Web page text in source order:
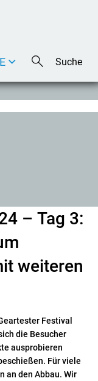
– Tag 3:
weiteren
Festival
die Besucher
ausprobieren
Für viele
an den Abbau. Wir